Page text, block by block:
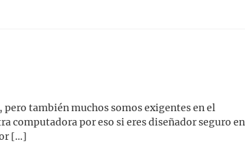
también muchos somos exigentes en el
computadora por eso si eres diseñador seguro en
[…]